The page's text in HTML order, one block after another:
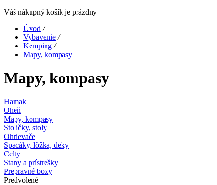
Váš nákupný košík je prázdny
Úvod /
Vybavenie /
Kemping /
Mapy, kompasy
Mapy, kompasy
Hamak
Oheň
Mapy, kompasy
Stoličky, stoly
Ohrievače
Spacáky, lôžka, deky
Celty
Stany a prístrešky
Prepravné boxy
Predvolené